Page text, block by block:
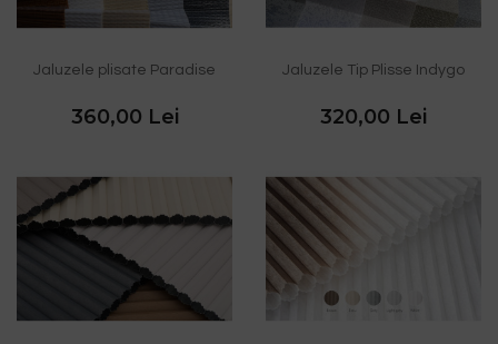
Jaluzele plisate Paradise
360,00 Lei
Jaluzele Tip Plisse Indygo
320,00 Lei